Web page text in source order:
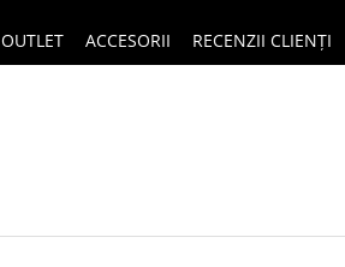
OUTLET ACCESORII RECENZII CLIENȚI